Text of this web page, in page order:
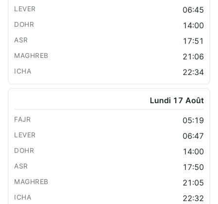
06:45
14:00
17:51
21:06
22:34
Lundi 17 Août
05:19
06:47
14:00
17:50
21:05
22:32